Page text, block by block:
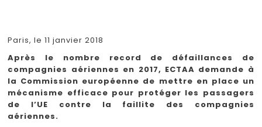
Paris, le 11 janvier 2018
Après le nombre record de défaillances de
compagnies aériennes en 2017, ECTAA demande à
la Commission européenne de mettre en place un
mécanisme efficace pour protéger les passagers
de l’UE contre la faillite des compagnies
aériennes.